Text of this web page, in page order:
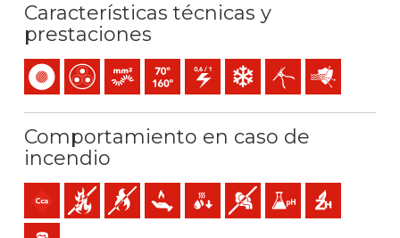
Características técnicas y
prestaciones
UnipolarMultipolarConductor flexible (clase 5) mm2
Temperatura máx. servicio: 70ºC / 160ºC
0,6/1 (1,2) kV C.AResistencia al frío
Fácil peladoProtección
Comportamiento en caso de
incendio
Cca-s1a,d1,a1 (reacción al fuego)
No propagador de incendio
No propagador de la llama
Baja emisión de calor
Reducida caída de gotas inflamables
Baja emisión y opacidad de
Baja acidez y
Libre de
Baja emisión de gases tóxicos